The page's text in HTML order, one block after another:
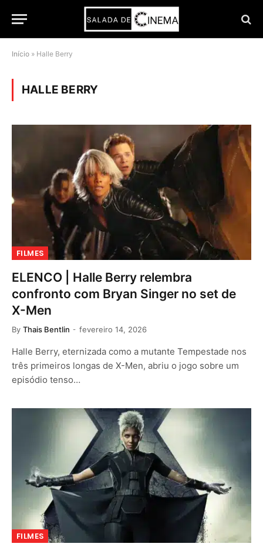
Início » Halle Berry
HALLE BERRY
FILMES
ELENCO | Halle Berry relembra
confronto com Bryan Singer no set de
X-Men
By Thais Bentlin fevereiro 14, 2026
Halle Berry, eternizada como a mutante Tempestade nos
três primeiros longas de X-Men, abriu o jogo sobre um
episódio tenso…
FILMES